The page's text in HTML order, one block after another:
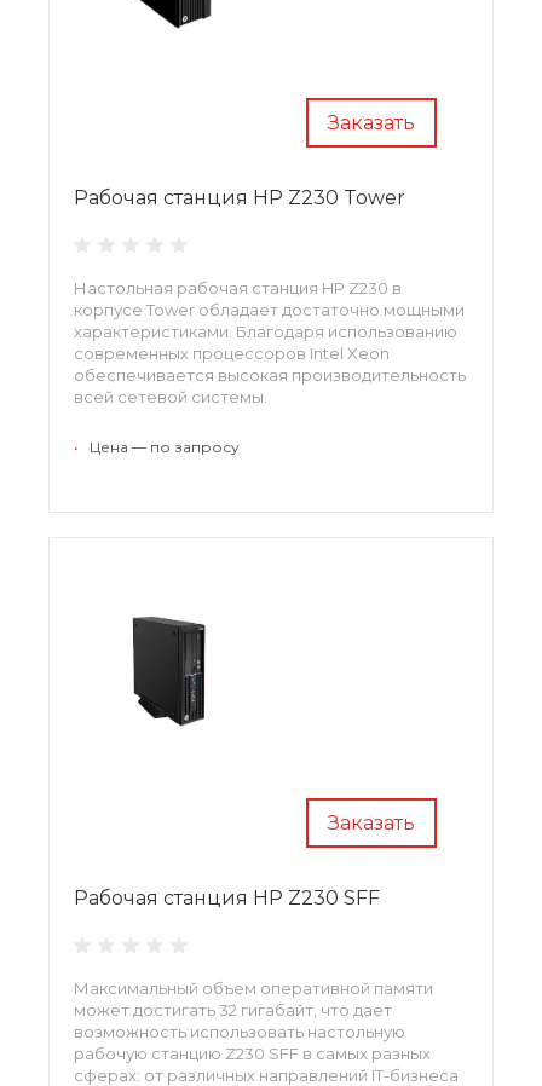
Заказать
Рабочая станция HP Z230 Tower
Настольная рабочая станция HP Z230 в
корпусе Tower обладает достаточно мощными
характеристиками. Благодаря использованию
современных процессоров Intel Xeon
обеспечивается высокая производительность
всей сетевой системы.
• Цена — по запросу
Заказать
Рабочая станция HP Z230 SFF
Максимальный объем оперативной памяти
может достигать 32 гигабайт, что дает
возможность использовать настольную
рабочую станцию Z230 SFF в самых разных
сферах: от различных направлений IT-бизнеса